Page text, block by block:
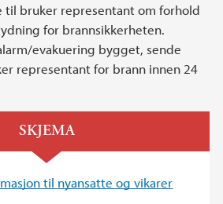
til bruker representant om forhold
for brannsikkerheten.
evakuering bygget, sende
representant for brann innen 24
SKJEMA
til nyansatte og vikarer